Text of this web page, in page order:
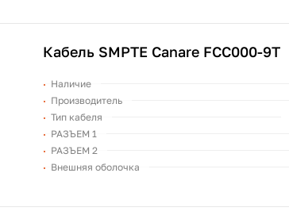
Кабель SMPTE Canare FCC000-9T
Наличие
Производитель
Тип кабеля
РАЗЪЕМ 1
РАЗЪЕМ 2
Внешняя оболочка